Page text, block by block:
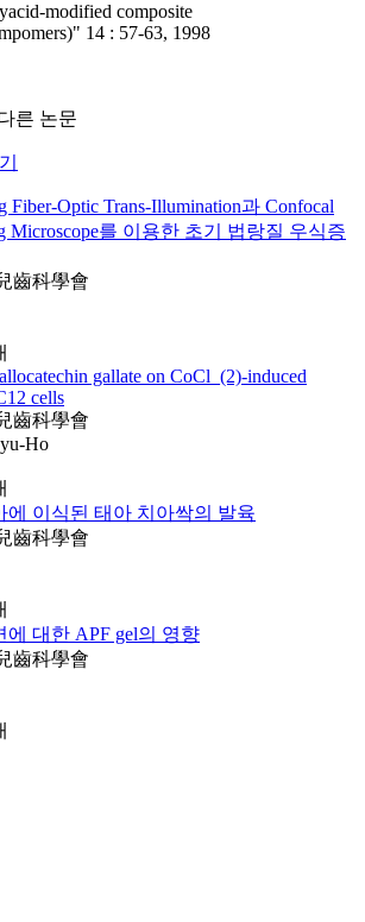
modified composite
14 : 57-63, 1998
른 논문
Fiber-Optic Trans-Illumination과 Confocal
Microscope를 이용한 초기 법랑질 우식증
齒科學會
gallate on CoCl_(2)-induced
cells
齒科學會
Ho
에 이식된 태아 치아싹의 발육
齒科學會
에 대한 APF gel의 영향
齒科學會